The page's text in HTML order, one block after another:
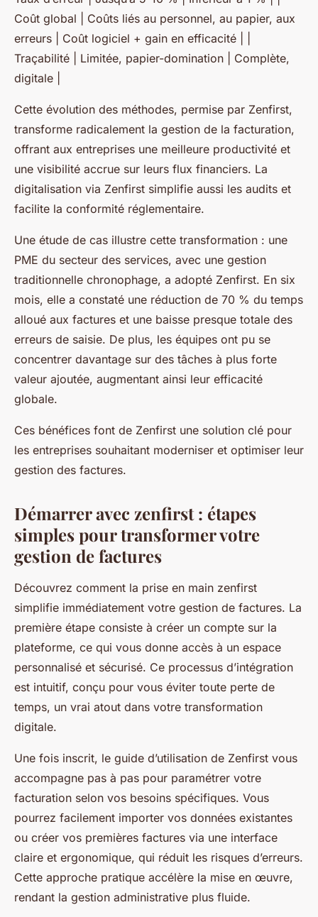
Coût global | Coûts liés au personnel, au papier, aux
erreurs | Coût logiciel + gain en efficacité | |
Traçabilité | Limitée, papier-domination | Complète,
digitale |
Cette évolution des méthodes, permise par Zenfirst,
transforme radicalement la gestion de la facturation,
offrant aux entreprises une meilleure productivité et
une visibilité accrue sur leurs flux financiers. La
digitalisation via Zenfirst simplifie aussi les audits et
facilite la conformité réglementaire.
Une étude de cas illustre cette transformation : une
PME du secteur des services, avec une gestion
traditionnelle chronophage, a adopté Zenfirst. En six
mois, elle a constaté une réduction de 70 % du temps
alloué aux factures et une baisse presque totale des
erreurs de saisie. De plus, les équipes ont pu se
concentrer davantage sur des tâches à plus forte
valeur ajoutée, augmentant ainsi leur efficacité
globale.
Ces bénéfices font de Zenfirst une solution clé pour
les entreprises souhaitant moderniser et optimiser leur
gestion des factures.
Démarrer avec zenfirst : étapes
simples pour transformer votre
gestion de factures
Découvrez comment la prise en main zenfirst
simplifie immédiatement votre gestion de factures. La
première étape consiste à créer un compte sur la
plateforme, ce qui vous donne accès à un espace
personnalisé et sécurisé. Ce processus d’intégration
est intuitif, conçu pour vous éviter toute perte de
temps, un vrai atout dans votre transformation
digitale.
Une fois inscrit, le guide d’utilisation de Zenfirst vous
accompagne pas à pas pour paramétrer votre
facturation selon vos besoins spécifiques. Vous
pourrez facilement importer vos données existantes
ou créer vos premières factures via une interface
claire et ergonomique, qui réduit les risques d’erreurs.
Cette approche pratique accélère la mise en œuvre,
rendant la gestion administrative plus fluide.